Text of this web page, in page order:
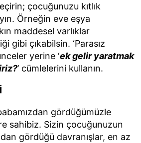
çocuğunuzu kıtlık
Örneğin eve eşya
maddesel varlıklar
gibi çıkabilsin. ‘Parasız
yerine ‘ek gelir yaratmak
’ cümlelerini kullanın.
gördüğümüzle
sahibiz. Sizin çocuğunuzun
gördüğü davranışlar, en az